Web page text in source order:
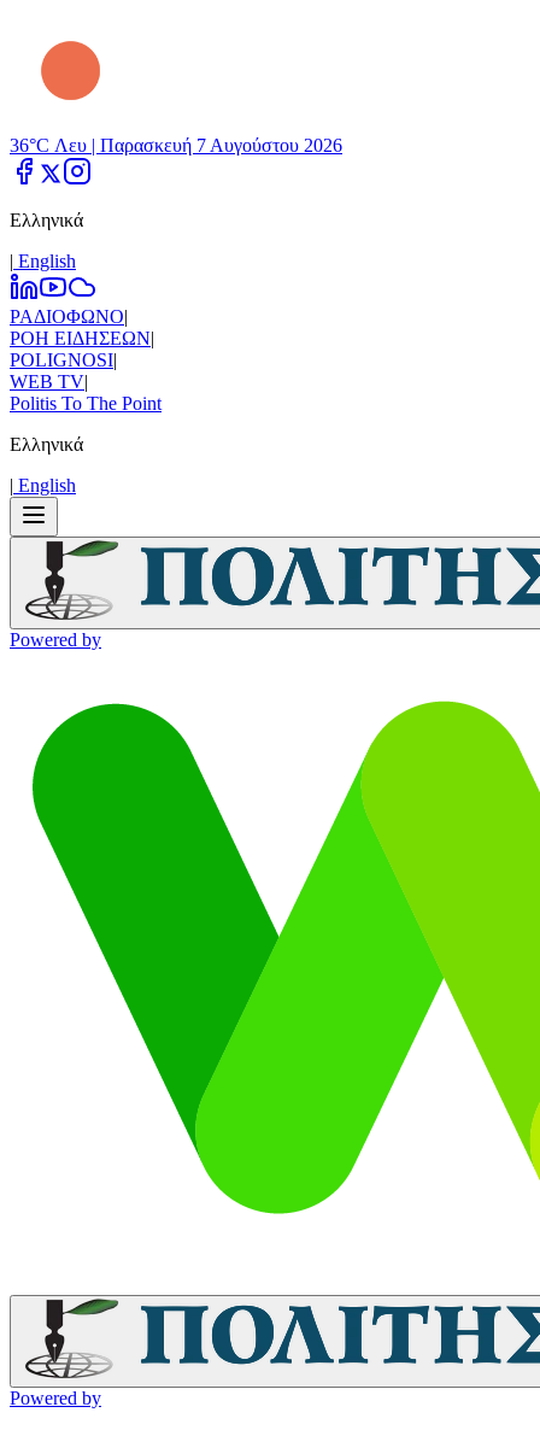
36°C Λευ | Παρασκευή 7 Αυγούστου 2026
Ελληνικά
| Εnglish
ΡΑΔΙΟΦΩΝΟ|
ΡΟΗ ΕΙΔΗΣΕΩΝ|
POLIGNOSI|
WEB TV|
Politis To The Point
Ελληνικά
| Εnglish
Powered by
Powered by